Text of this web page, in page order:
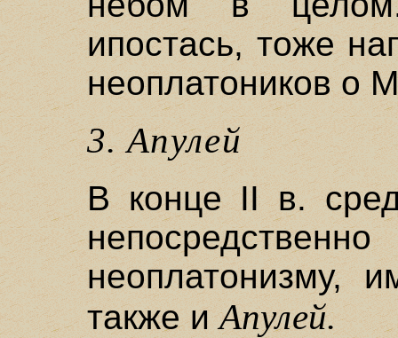
ипостась, тоже
неоплатоников о
3. Апулей
В конце II в.
неоплатонизму,
также иАпулей.